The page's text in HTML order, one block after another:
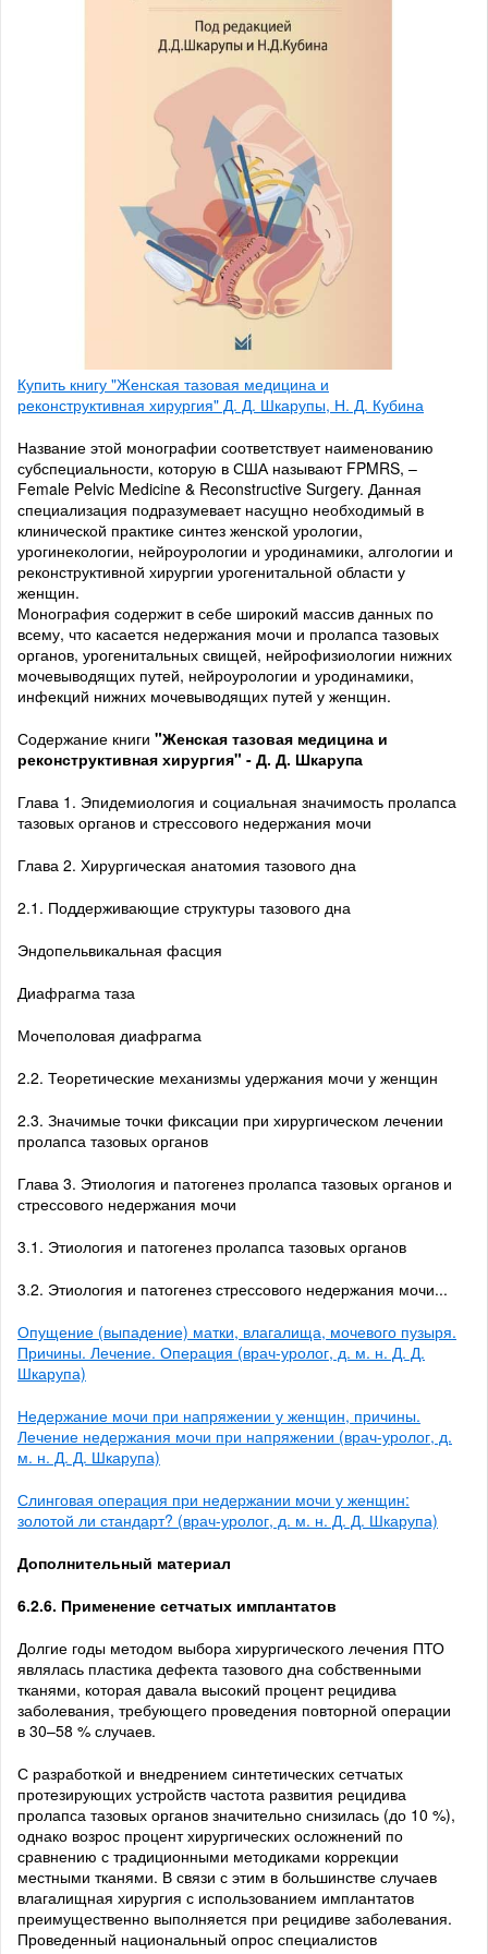
Купить книгу "Женская тазовая медицина и
реконструктивная хирургия" Д. Д. Шкарупы, Н. Д. Кубина
Название этой монографии соответствует наименованию
субспециальности, которую в США называют FPMRS, –
Female Pelvic Medicine & Reconstructive Surgery. Данная
специализация подразумевает насущно необходимый в
клинической практике синтез женской урологии,
урогинекологии, нейроурологии и уродинамики, алгологии и
реконструктивной хирургии урогенитальной области у
женщин.
Монография содержит в себе широкий массив данных по
всему, что касается недержания мочи и пролапса тазовых
органов, урогенитальных свищей, нейрофизиологии нижних
мочевыводящих путей, нейроурологии и уродинамики,
инфекций нижних мочевыводящих путей у женщин.
Содержание книги "Женская тазовая медицина и
реконструктивная хирургия" - Д. Д. Шкарупа
Глава 1. Эпидемиология и социальная значимость пролапса
тазовых органов и стрессового недержания мочи
Глава 2. Хирургическая анатомия тазового дна
2.1. Поддерживающие структуры тазового дна
Эндопельвикальная фасция
Диафрагма таза
Мочеполовая диафрагма
2.2. Теоретические механизмы удержания мочи у женщин
2.3. Значимые точки фиксации при хирургическом лечении
пролапса тазовых органов
Глава 3. Этиология и патогенез пролапса тазовых органов и
стрессового недержания мочи
3.1. Этиология и патогенез пролапса тазовых органов
3.2. Этиология и патогенез стрессового недержания мочи...
Опущение (выпадение) матки, влагалища, мочевого пузыря.
Причины. Лечение. Операция (врач-уролог, д. м. н. Д. Д.
Шкарупа)
Недержание мочи при напряжении у женщин, причины.
Лечение недержания мочи при напряжении (врач-уролог, д.
м. н. Д. Д. Шкарупа)
Слинговая операция при недержании мочи у женщин:
золотой ли стандарт? (врач-уролог, д. м. н. Д. Д. Шкарупа)
Дополнительный материал
6.2.6. Применение сетчатых имплантатов
Долгие годы методом выбора хирургического лечения ПТО
являлась пластика дефекта тазового дна собственными
тканями, которая давала высокий процент рецидива
заболевания, требующего проведения повторной операции
в 30–58 % случаев.
С разработкой и внедрением синтетических сетчатых
протезирующих устройств частота развития рецидива
пролапса тазовых органов значительно снизилась (до 10 %),
однако возрос процент хирургических осложнений по
сравнению с традиционными методиками коррекции
местными тканями. В связи с этим в большинстве случаев
влагалищная хирургия с использованием имплантатов
преимущественно выполняется при рецидиве заболевания.
Проведенный национальный опрос специалистов